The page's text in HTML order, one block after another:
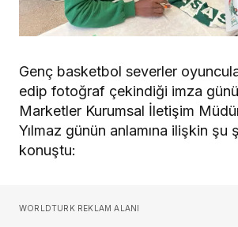
Genç basketbol severler
edip fotoğraf çekindiği imza
Marketler Kurumsal İletişim
Yılmaz günün anlamına ilişkin şu
konuştu:
WORLDTURK REKLAM ALANI